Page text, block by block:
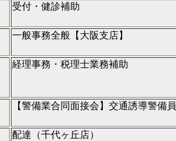
受付・健診補助
一般事務全般【大阪支店】
経理事務・税理士業務補助
【警備業合同面接会】交通誘導警備員
配達（千代ヶ丘店）